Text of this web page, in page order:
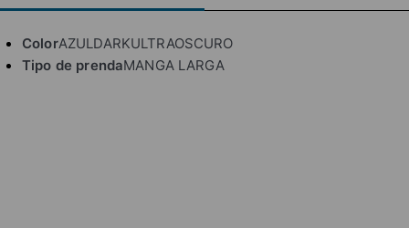
ColorAZULDARKULTRAOSCURO
Tipo de prendaMANGA LARGA